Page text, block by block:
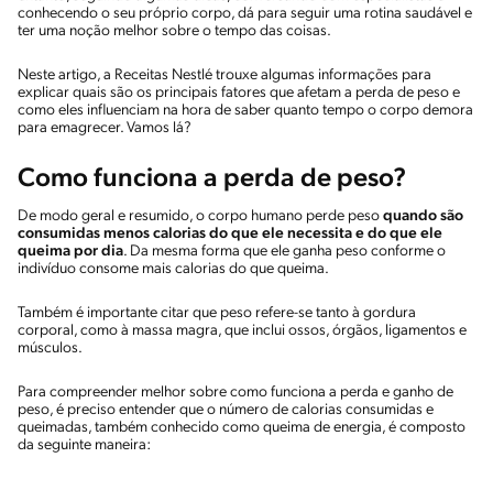
conhecendo o seu próprio corpo, dá para seguir uma rotina saudável e
ter uma noção melhor sobre o tempo das coisas.
Neste artigo, a Receitas Nestlé trouxe algumas informações para
explicar quais são os principais fatores que afetam a perda de peso e
como eles influenciam na hora de saber quanto tempo o corpo demora
para emagrecer. Vamos lá?
Como funciona a perda de peso?
De modo geral e resumido, o corpo humano perde peso quando são
consumidas menos calorias do que ele necessita e do que ele
queima por dia. Da mesma forma que ele ganha peso conforme o
indivíduo consome mais calorias do que queima.
Também é importante citar que peso refere-se tanto à gordura
corporal, como à massa magra, que inclui ossos, órgãos, ligamentos e
músculos.
Para compreender melhor sobre como funciona a perda e ganho de
peso, é preciso entender que o número de calorias consumidas e
queimadas, também conhecido como queima de energia, é composto
da seguinte maneira: